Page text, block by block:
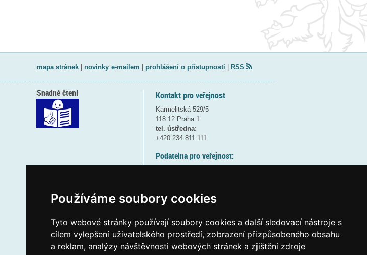
Používáme soubory cookies
Tyto webové stránky používají soubory cookies a další sledovací nástroje s
cílem vylepšení uživatelského prostředí, zobrazení přizpůsobeného obsahu
a reklam, analýzy návštěvnosti webových stránek a zjištění zdroje
mapa stránek| novinky e-mailem prohlášení o přístupnosti RSS
Kontakt pro veřejnost
Karmelitská 529/5
118 12 Praha 1
tel. ústředna:
+420 234 811 111
Podatelna pro veřejnost:
(více informací
Elektronická podatelna:
posta@msmtgov cz
Snadné čtení